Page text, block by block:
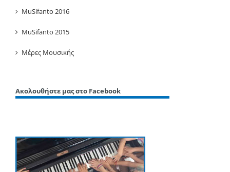
MuSifanto 2016
MuSifanto 2015
Μέρες Μουσικής
Ακολουθήστε μας στο Facebook